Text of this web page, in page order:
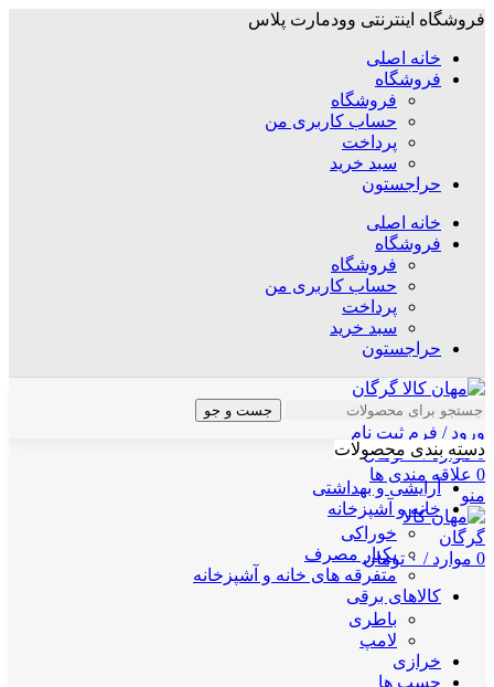
فروشگاه اینترنتی وودمارت پلاس
خانه اصلی
فروشگاه
فروشگاه
حساب کاربری من
پرداخت
سبد خرید
حراجستون
خانه اصلی
فروشگاه
فروشگاه
حساب کاربری من
پرداخت
سبد خرید
حراجستون
جست و جو
ورود / فرم ثبت نام
0 موارد / ۰ تومان
0 علاقه مندی ها
منو
0 موارد / ۰ تومان
دسته بندی محصولات
آرایشی و بهداشتی
خانه و آشپزخانه
خوراکی
یکبار مصرف
متفرقه های خانه و آشپزخانه
کالاهای برقی
باطری
لامپ
خرازی
چسب ها